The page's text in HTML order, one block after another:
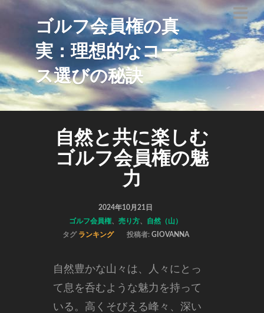
ゴルフ会員権の真
実：理想的なコー
ス選びの秘訣
自然と共に楽しむ
ゴルフ会員権の魅
力
2024年10月21日
ゴルフ会員権、売り方、 自然（山）
タグ ランキング 投稿者: GIOVANNA
自然豊かな山々は、人々にとっ
て息を呑むような魅力を持って
いる。 高くそびえる峰々、深い